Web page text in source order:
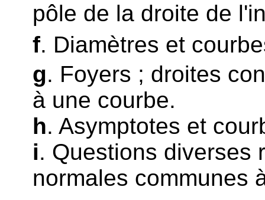
pôle de la droite de
f. Diamètres et
g. Foyers ; droites
à une courbe.
h. Asymptotes et
i. Questions diverses
normales communes